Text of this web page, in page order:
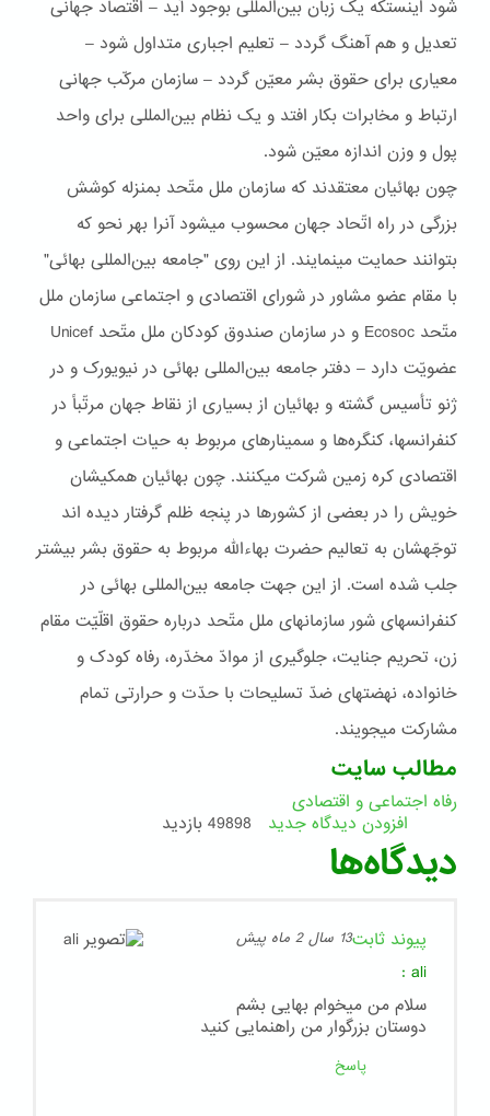
شود اينستکه يک زبان بين‌المللی بوجود آيد – اقتصاد جهانی
تعديل و هم آهنگ گردد – تعليم اجباری متداول شود –
معياری برای حقوق بشر معيّن گردد – سازمان مرکّب جهانی
ارتباط و مخابرات بکار افتد و يک نظام بين‌المللى برای واحد
پول و وزن اندازه معيّن شود.
چون بهائيان معتقدند که سازمان ملل متّحد بمنزله کوشش
بزرگی در راه اتّحاد جهان محسوب ميشود آنرا بهر نحو که
بتوانند حمايت مينمايند. از اين روی "جامعه بين‌المللی بهائی"
با مقام عضو مشاور در شورای اقتصادی و اجتماعی سازمان ملل
متّحد Ecosoc و در سازمان صندوق کودکان ملل متّحد Unicef
عضويّت دارد – دفتر جامعه بين‌المللی بهائی در نيويورک و در
ژنو تأسيس گشته و بهائيان از بسياری از نقاط جهان مرتّباً در
کنفرانسها، کنگره‌ها و سمينارهای مربوط به حيات اجتماعی و
اقتصادی کره زمين شرکت ميکنند. چون بهائيان همکيشان
خويش را در بعضی از کشورها در پنجه ظلم گرفتار ديده اند
توجّهشان به تعاليم حضرت بهاءاللّه مربوط به حقوق بشر بيشتر
جلب شده است. از اين جهت جامعه بين‌المللی بهائی در
کنفرانسهای شور سازمانهای ملل متّحد درباره حقوق اقلّيّت مقام
زن، تحريم جنايت، جلوگيری از موادّ مخدّره، رفاه کودک و
خانواده، نهضتهای ضدّ تسليحات با حدّت و حرارتی تمام
مشارکت ميجويند.
مطالب سایت
رفاه اجتماعی و اقتصادی
افزودن دیدگاه جدید
49898 بازدید
دیدگاه‌ها
پیوند ثابت13 سال 2 ماه پیش
ali
:
سلام من میخوام بهایی بشم
دوستان بزرگوار من راهنمایی کنید
پاسخ